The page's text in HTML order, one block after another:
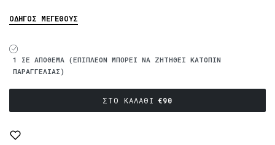
ΟΔΗΓΌΣ ΜΕΓΈΘΟΥΣ
1 ΣΕ ΑΠΌΘΕΜΑ (ΕΠΙΠΛΈΟΝ ΜΠΟΡΕΊ ΝΑ ΖΗΤΗΘΕΊ ΚΑΤΌΠΙΝ
ΠΑΡΑΓΓΕΛΊΑΣ)
€90
ΣΤΟ ΚΑΛΆΘΙ